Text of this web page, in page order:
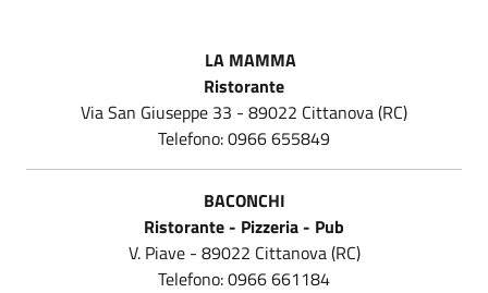
LA MAMMA
Ristorante
Via San Giuseppe 33 - 89022 Cittanova (RC)
Telefono: 0966 655849
BACONCHI
Ristorante - Pizzeria - Pub
V. Piave - 89022 Cittanova (RC)
Telefono: 0966 661184